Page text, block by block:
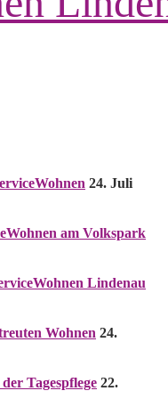
24. Juli
am Volkspark
Lindenau
Wohnen 24.
Tagespflege 22.